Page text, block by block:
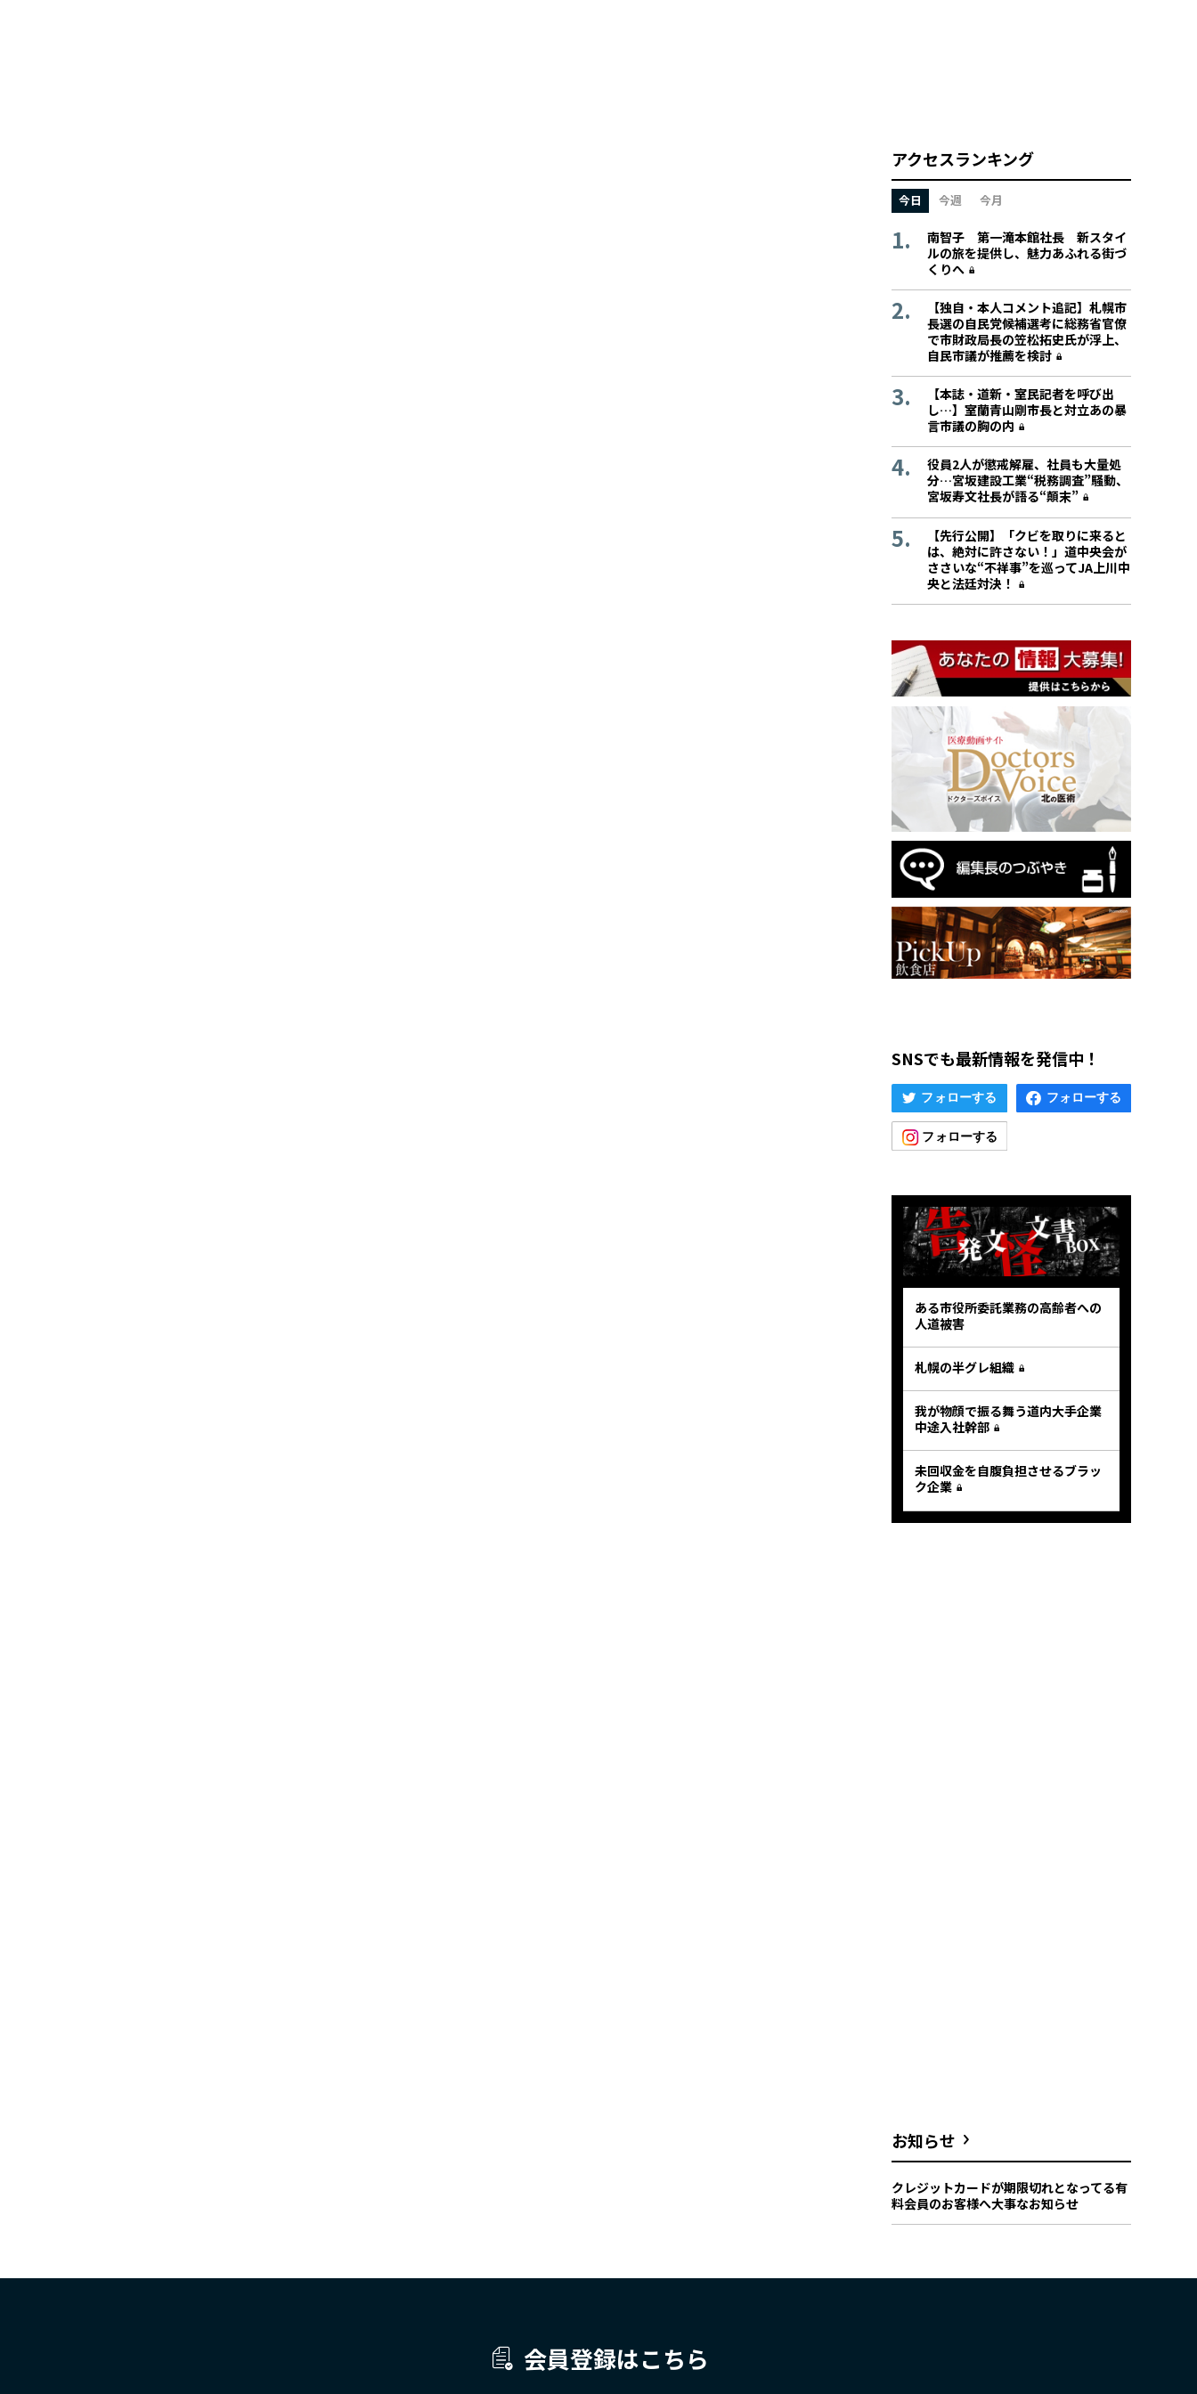
アクセスランキング
今日 今週 今月
南智子 第一滝本館社長 新スタイ
ルの旅を提供し、魅力あふれる街づ
くりへ
【独自・本人コメント追記】札幌市
長選の自民党候補選考に総務省官僚
で市財政局長の笠松拓史氏が浮上、
自民市議が推薦を検討
【本誌・道新・室民記者を呼び出
し…】室蘭青山剛市長と対立あの暴
言市議の胸の内
役員2人が懲戒解雇、社員も大量処
分…宮坂建設工業“税務調査”騒動、
宮坂寿文社長が語る“顛末”
【先行公開】「クビを取りに来ると
は、絶対に許さない！」道中央会が
ささいな“不祥事”を巡ってJA上川中
央と法廷対決！
SNSでも最新情報を発信中！
ある市役所委託業務の高齢者への
人道被害
札幌の半グレ組織
我が物顔で振る舞う道内大手企業
中途入社幹部
未回収金を自腹負担させるブラッ
ク企業
お知らせ
クレジットカードが期限切れとなってる有
料会員のお客様へ大事なお知らせ
会員登録はこちら